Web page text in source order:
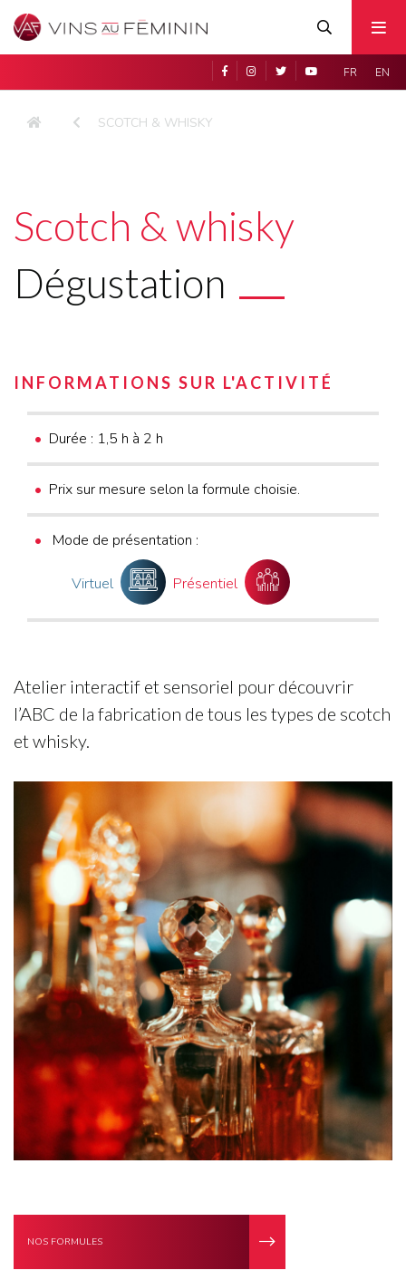
FR EN
SCOTCH & WHISKY
Scotch & whisky
Dégustation
INFORMATIONS SUR L'ACTIVITÉ
Durée : 1,5 h à 2 h
Prix sur mesure selon la formule choisie.
Mode de présentation :
Virtuel Présentiel
Atelier interactif et sensoriel pour découvrir
l’ABC de la fabrication de tous les types de scotch
et whisky.
NOS FORMULES